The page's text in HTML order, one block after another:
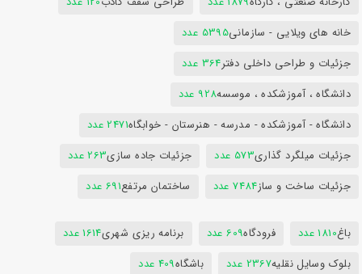
خانه های ویلایی - سازمانی5395 عدد
جزئیات و طراحی داخلی دفتر364 عدد
دانشگاه ، آموزشکده ، موسسه928 عدد
دانشگاه - آموزشکده - مدرسه - هنرستان - خوابگاه2471 عدد
جزئیات میلگرد گذاری573 عدد جزئیات جاده سازی263 عدد
جزئیات ساخت و ساز7484 عدد ساختمان مرتفع691 عدد
باغ1810 عدد فرودگاه609 عدد برنامه ریزی شهری1614 عدد
بلوک وسایل نقلیه2367 عدد باشگاه409 عدد